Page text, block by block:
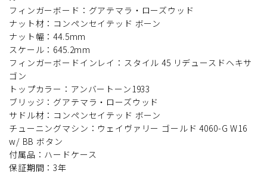
フィンガーボード：グアテマラ・ローズウッド
ナット材：コンペンセイテッド ボーン
ナット幅：44.5mm
スケール：645.2mm
フィンガーボードインレイ：スタイル 45 リデュースドヘキサ
ゴン
トップカラー：アンバートーン1933
ブリッジ：グアテマラ・ローズウッド
サドル材：コンペンセイテッド ボーン
チューニングマシン：ウェイヴァリー ゴールド 4060-G W16
w/ BB ボタン
付属品：ハードケース
保証期間：3年